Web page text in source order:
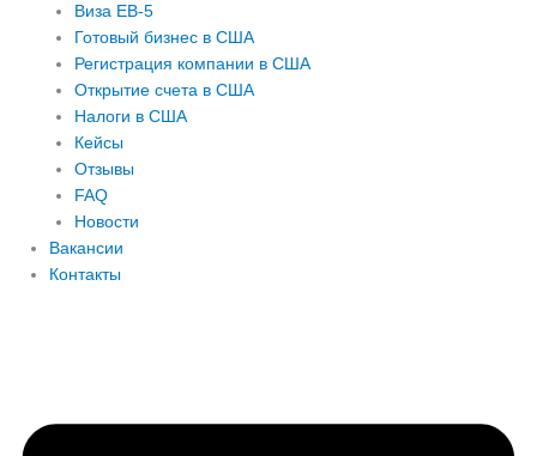
Виза EB-5
Готовый бизнес в США
Регистрация компании в США
Открытие счета в США
Налоги в США
Кейсы
Отзывы
FAQ
Новости
Вакансии
Контакты